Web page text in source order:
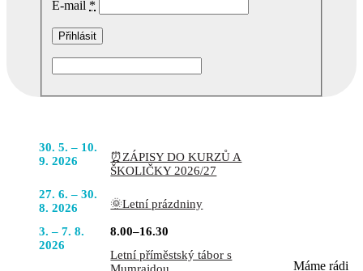
E-mail *
30. 5. – 10.
9. 2026
⏰ZÁPISY DO KURZŮ A
ŠKOLIČKY 2026/27
27. 6. – 30.
8. 2026
🌞Letní prázdniny
3. – 7. 8.
2026
8.00–16.30
Letní příměstský tábor s
Mumrajdou
Máme rádi